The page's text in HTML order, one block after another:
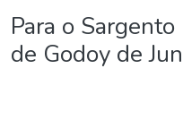
Para o
de Godoy de